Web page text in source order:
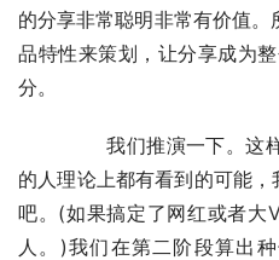
的分享非常聪明非常有价值
品特性来策划，让分享成为
分。
的人理论上都有看到的可能
吧。(如果搞定了网红或者大
人。)我们在第二阶段算出